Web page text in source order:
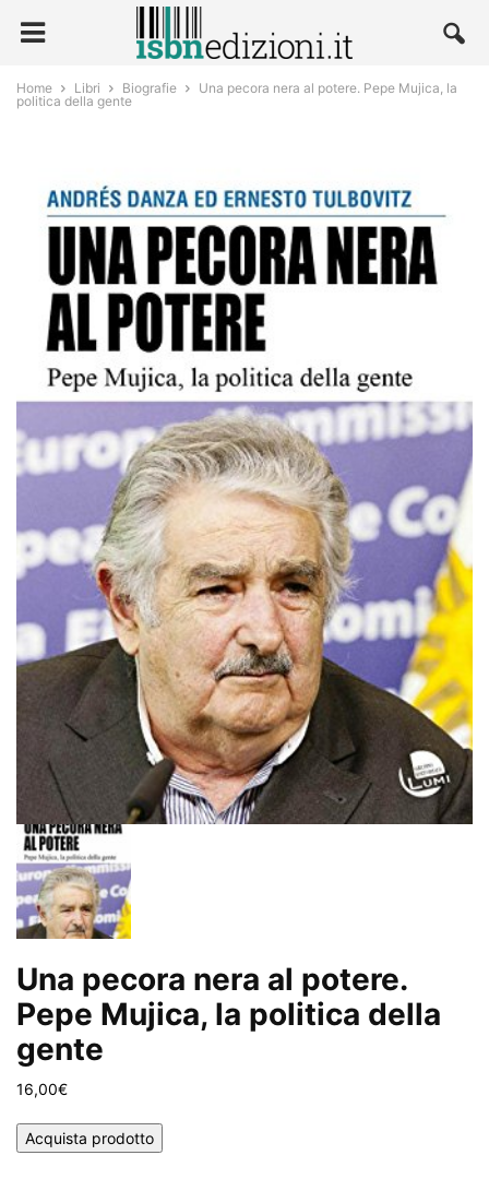
Home Libri Biografie
Una pecora nera al potere. Pepe Mujica, la
politica della gente
Una pecora nera al potere.
Pepe Mujica, la politica della
gente
16,00€
Acquista prodotto